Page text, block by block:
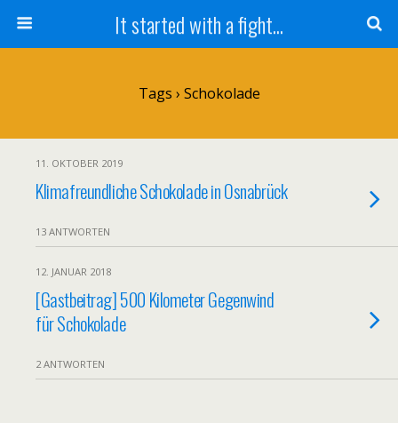
It started with a fight...
Tags › Schokolade
11. OKTOBER 2019
Klimafreundliche Schokolade in Osnabrück
13 ANTWORTEN
12. JANUAR 2018
[Gastbeitrag] 500 Kilometer Gegenwind
für Schokolade
2 ANTWORTEN